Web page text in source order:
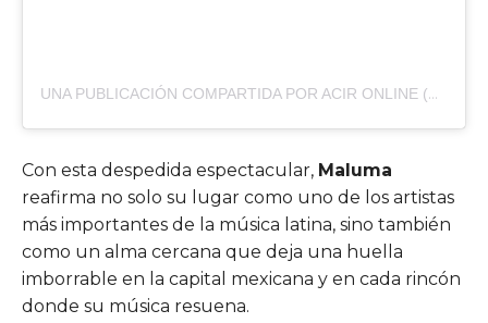
UNA PUBLICACIÓN COMPARTIDA POR ACIR ONLINE (@ACIRONLINEMX)
Con esta despedida espectacular, Maluma
reafirma no solo su lugar como uno de los artistas
más importantes de la música latina, sino también
como un alma cercana que deja una huella
imborrable en la capital mexicana y en cada rincón
donde su música resuena.